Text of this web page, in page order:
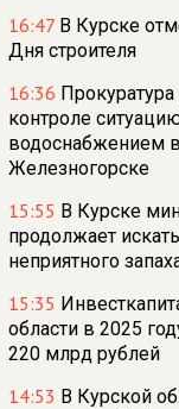
16:47 В Курске
Дня строителя
16:36
контроле
водоснабжением в
Железногорске
15:55 В Курске
продолжает
неприятного
15:35
области в 2025
220 млрд рублей
14:53 В Курской